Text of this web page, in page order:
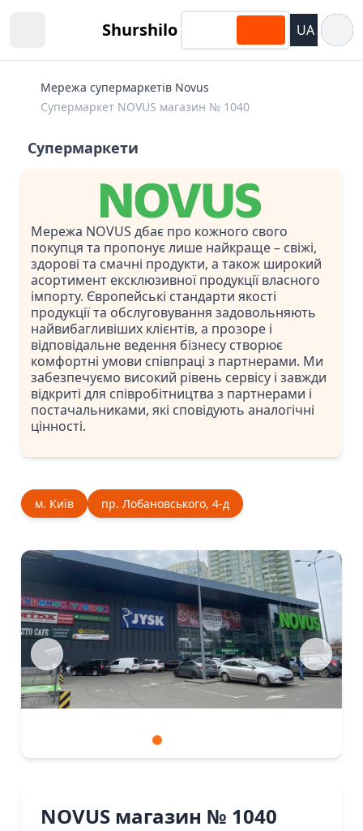
Shurshilo UA
Мережа супермаркетів Novus
Супермаркет NOVUS магазин № 1040
Супермаркети
Мережа NOVUS дбає про кожного свого
покупця та пропонує лише найкраще – свіжі,
здорові та смачні продукти, а також широкий
асортимент ексклюзивної продукції власного
імпорту. Європейські стандарти якості
продукції та обслуговування задовольняють
найвибагливіших клієнтів, а прозоре і
відповідальне ведення бізнесу створює
комфортні умови співпраці з партнерами. Ми
забезпечуємо високий рівень сервісу і завжди
відкриті для співробітництва з партнерами і
постачальниками, які сповідують аналогічні
цінності.
м. Київ пр. Лобановського, 4-д
NOVUS магазин № 1040